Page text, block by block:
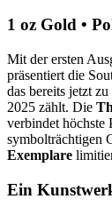
1 oz Gold •
Mit der ersten
präsentiert die
das bereits jetzt
2025 zählt. Die
verbindet höchste
symbolträchtigen
Exemplare
Ein